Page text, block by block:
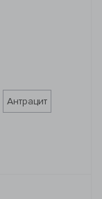
Антрацит